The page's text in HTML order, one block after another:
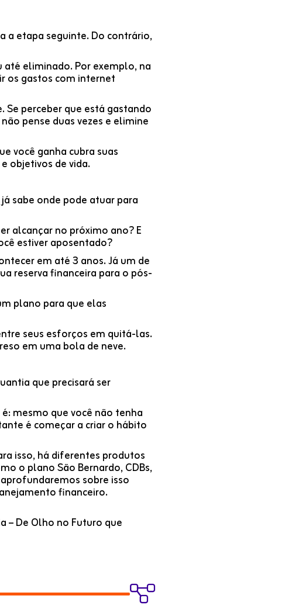
a etapa seguinte. Do contrário,
até eliminado. Por exemplo, na
os gastos com internet
perceber que está gastando
pense duas vezes e elimine
você ganha cubra suas
objetivos de vida.
sabe onde pode atuar para
alcançar no próximo ano? E
estiver aposentado?
em até 3 anos. Já um de
reserva financeira para o pós-
plano para que elas
seus esforços em quitá-las.
em uma bola de neve.
que precisará ser
mesmo que você não tenha
é começar a criar o hábito
isso, há diferentes produtos
o plano São Bernardo, CDBs,
sobre isso
financeiro.
– De Olho no Futuro que
